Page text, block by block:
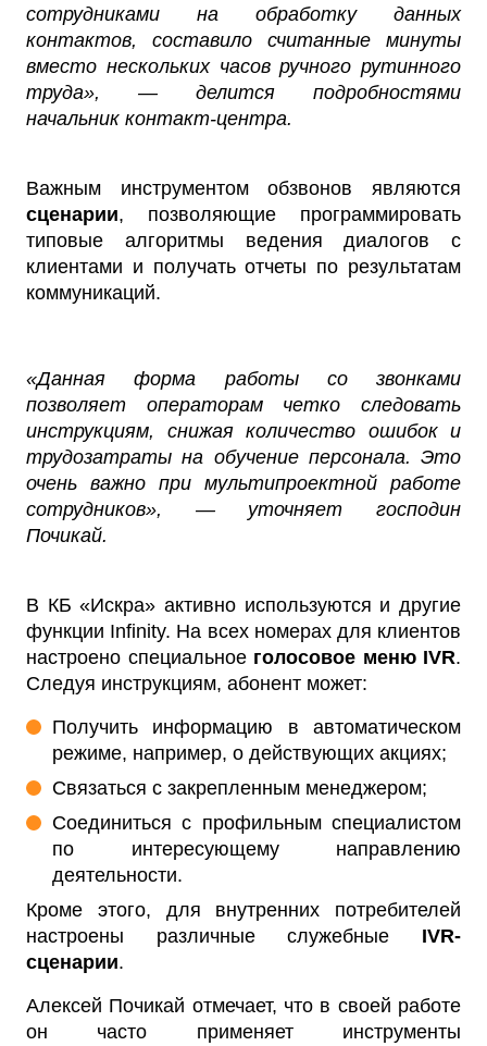
сотрудниками на обработку данных
контактов, составило считанные минуты
вместо нескольких часов ручного рутинного
труда», — делится подробностями
начальник контакт-центра.
Важным инструментом обзвонов являются
сценарии, позволяющие программировать
типовые алгоритмы ведения диалогов с
клиентами и получать отчеты по результатам
коммуникаций.
«Данная форма работы со звонками
позволяет операторам четко следовать
инструкциям, снижая количество ошибок и
трудозатраты на обучение персонала. Это
очень важно при мультипроектной работе
сотрудников», — уточняет господин
Почикай.
В КБ «Искра» активно используются и другие
функции Infinity. На всех номерах для клиентов
настроено специальное голосовое меню IVR.
Следуя инструкциям, абонент может:
Получить информацию в автоматическом
режиме, например, о действующих акциях;
Связаться с закрепленным менеджером;
Соединиться с профильным специалистом
по интересующему направлению
деятельности.
Кроме этого, для внутренних потребителей
настроены различные служебные IVR-
сценарии.
Алексей Почикай отмечает, что в своей работе
он часто применяет инструменты